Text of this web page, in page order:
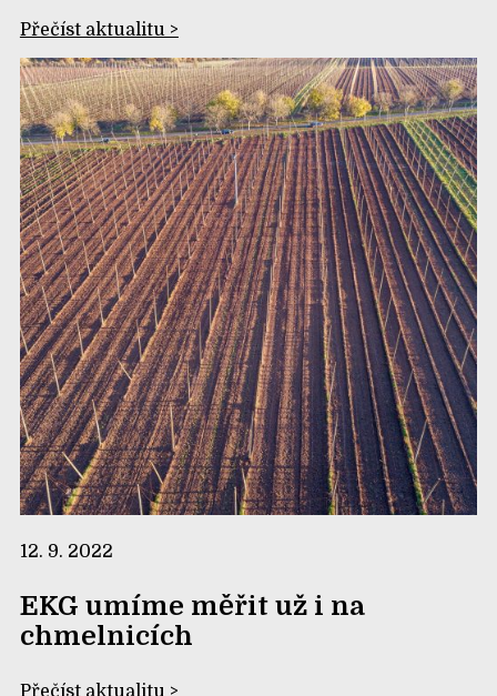
Přečíst aktualitu >
12. 9. 2022
EKG umíme měřit už i na
chmelnicích
Přečíst aktualitu >